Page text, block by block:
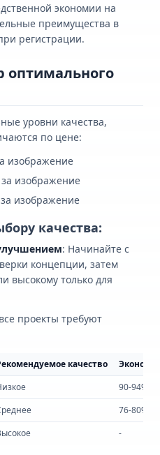
экономии на
преимущества в
регистрации.
оптимального
уровни качества,
по цене:
изображение
изображение
изображение
качества:
: Начинайте с
концепции, затем
высокому только для
проекты требуют
качество
90-94%
76-80%
-